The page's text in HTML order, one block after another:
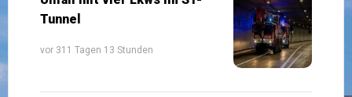
Tunnel
vor 311 Tagen 13 Stunden